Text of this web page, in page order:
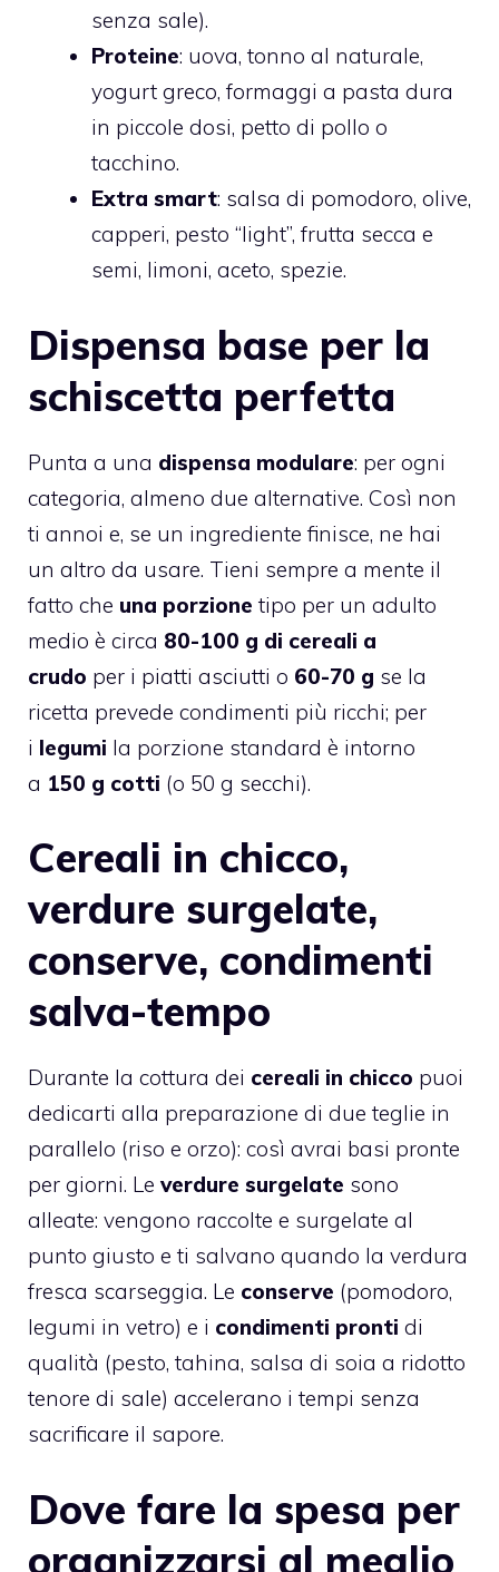
senza sale).
Proteine: uova, tonno al naturale,
yogurt greco, formaggi a pasta dura
in piccole dosi, petto di pollo o
tacchino.
Extra smart: salsa di pomodoro, olive,
capperi, pesto “light”, frutta secca e
semi, limoni, aceto, spezie.
Dispensa base per la
schiscetta perfetta
Punta a una dispensa modulare: per ogni
categoria, almeno due alternative. Così non
ti annoi e, se un ingrediente finisce, ne hai
un altro da usare. Tieni sempre a mente il
fatto che una porzione tipo per un adulto
medio è circa 80-100 g di cereali a
crudo per i piatti asciutti o 60-70 g se la
ricetta prevede condimenti più ricchi; per
i legumi la porzione standard è intorno
a 150 g cotti (o 50 g secchi).
Cereali in chicco,
verdure surgelate,
conserve, condimenti
salva-tempo
Durante la cottura dei cereali in chicco puoi
dedicarti alla preparazione di due teglie in
parallelo (riso e orzo): così avrai basi pronte
per giorni. Le verdure surgelate sono
alleate: vengono raccolte e surgelate al
punto giusto e ti salvano quando la verdura
fresca scarseggia. Le conserve (pomodoro,
legumi in vetro) e i condimenti pronti di
qualità (pesto, tahina, salsa di soia a ridotto
tenore di sale) accelerano i tempi senza
sacrificare il sapore.
Dove fare la spesa per
organizzarsi al meglio